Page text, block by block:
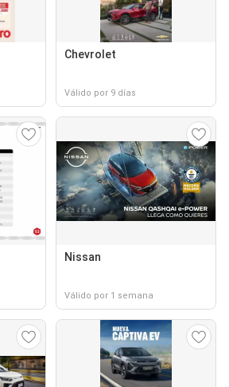
Chevrolet
Válido por 9 días
Nissan
Válido por 1 semana